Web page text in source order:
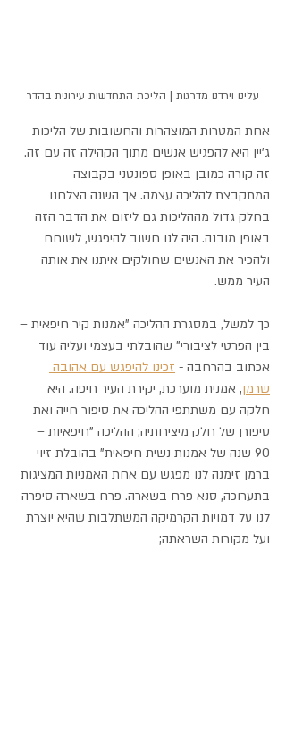
עלינו וירדנו מדרגות | הליכת התחדשות עירונית בהדר
אחת המטרות המוצהרות והחשובות של הליכות
ג'יין היא להפגיש אנשים מתוך הקהילה זה עם זה.
זה קורה כמובן באופן ספונטני בקבוצה
המתקבצת להליכה עצמה. אך השנה הצלחנו
בחלק גדול מההליכות גם ליזום את הדבר הזה
באופן מובנה. היה לנו חשוב להיפגש, לשוחח
ולהכיר את האנשים שחולקים איתנו את אותה
העיר ממש.
כך למשל, במסגרת ההליכה "אמנות קיר חיפאית –
בין הפרטי לציבורי" שהובלתי בעצמי ועליה עוד
אכתוב בהרחבה - זכינו להיפגש עם אהובה
שרמן, אמנית מוערכת, יקירת העיר חיפה. היא
חלקה עם משתתפי ההליכה את סיפור חייה ואת
סיפורן של חלק מיצירותיה; ההליכה "חיפאיות –
90 שנה של אמנות נשית חיפאית" בהובלת זיוי
ברמן זימנה לנו מפגש עם אחת האמניות המציגות
בתערוכה, סנא פרח בשארה. פרח בשארה סיפרה
לנו על דמויות הקרמיקה המשתלבות שהיא יוצרת
ועל מקורות השראתה;